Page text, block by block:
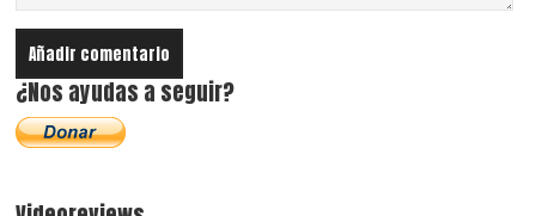
¿Nos ayudas a seguir?